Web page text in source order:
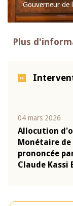
Gouverneur de
Plus
04 mars 2026
Allocution
Monétaire de
prononcée
Claude Kassi